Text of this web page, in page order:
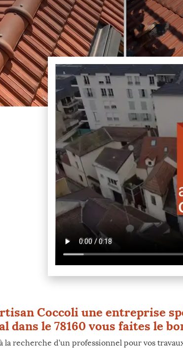
Coccoli une entreprise
dans le 78160 vous faites le
la recherche d’un professionnel pour vos